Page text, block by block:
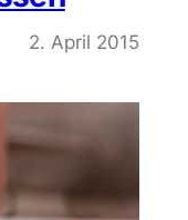
2. April 2015